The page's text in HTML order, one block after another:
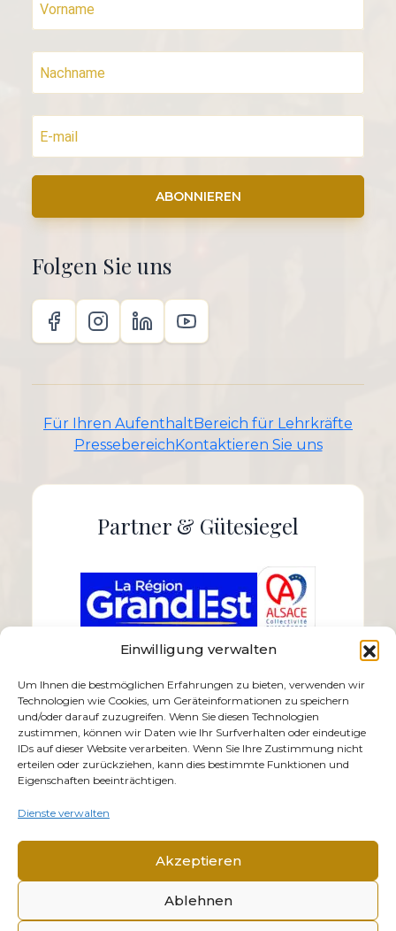
Einwilligung verwalten
Um Ihnen die bestmöglichen Erfahrungen zu bieten, verwenden wir
Technologien wie Cookies, um Geräteinformationen zu speichern
und/oder darauf zuzugreifen. Wenn Sie diesen Technologien
zustimmen, können wir Daten wie Ihr Surfverhalten oder eindeutige
IDs auf dieser Website verarbeiten. Wenn Sie Ihre Zustimmung nicht
erteilen oder zurückziehen, kann dies bestimmte Funktionen und
Eigenschaften beeinträchtigen.
Dienste verwalten
Akzeptieren
Ablehnen
ABONNIEREN
Folgen Sie uns
Für Ihren Aufenthalt Bereich für Lehrkräfte
Pressebereich Kontaktieren Sie uns
Partner & Gütesiegel
© 2026 Mémorial Alsace-Moselle. Alle Rechte